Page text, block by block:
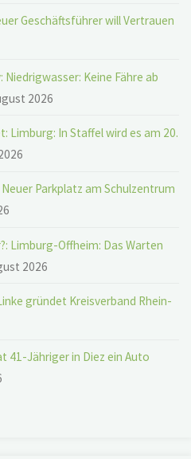
Geschäftsführer will Vertrauen
Keine Fähre ab
2026
Limburg: In Staffel wird es am 20.
Parkplatz am Schulzentrum
Limburg-Offheim: Das Warten
2026
gründet Kreisverband Rhein-
41-Jähriger in Diez ein Auto